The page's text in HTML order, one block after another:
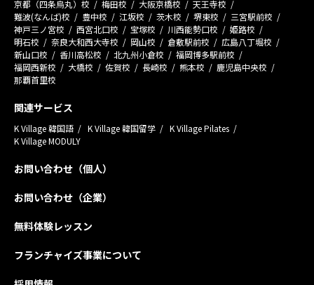
京都（四条烏丸）校
梅田校 大阪京橋校
天王寺校
難波(なんば)校
豊中校 江坂校 茨木校 堺東校
三宮駅前校
神戸三ノ宮校
西宮北口校 宝塚校 川西能勢口校
姫路校
明石校
奈良大和西大寺校 岡山校 倉敷駅前校
広島八丁堀校
新山口校
香川高松校 北九州小倉校
福岡博多駅前校
福岡西新校
大橋校 佐賀校 長崎校 熊本校
鹿児島中央校
那覇首里校
関連サービス
K Village 韓国語 K Village 韓国留学
K Village Pilates
K Village MODULY
お問い合わせ（個人）
お問い合わせ（企業）
無料体験レッスン
フランチャイズ事業について